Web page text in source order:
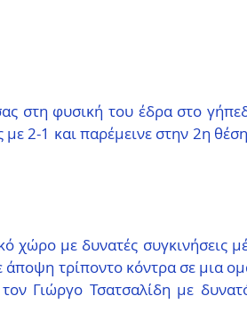
στη φυσική του έδρα στο
2-1 και παρέμεινε στην 2η
χώρο με δυνατές συγκινήσεις
τρίποντο κόντρα σε μια
Γιώργο Τσατσαλίδη με